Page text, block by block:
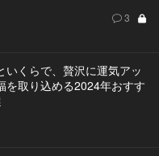
3
いくらで、贅沢に運気アッ
を取り込める2024年おすす